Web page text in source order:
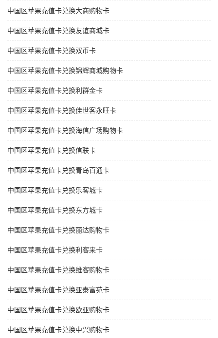
中国区苹果充值卡兑换大商购物卡
中国区苹果充值卡兑换友谊商城卡
中国区苹果充值卡兑换双币卡
中国区苹果充值卡兑换锦辉商城购物卡
中国区苹果充值卡兑换利群金卡
中国区苹果充值卡兑换佳世客永旺卡
中国区苹果充值卡兑换海信广场购物卡
中国区苹果充值卡兑换信联卡
中国区苹果充值卡兑换青岛百通卡
中国区苹果充值卡兑换乐客城卡
中国区苹果充值卡兑换东方城卡
中国区苹果充值卡兑换丽达购物卡
中国区苹果充值卡兑换利客来卡
中国区苹果充值卡兑换维客购物卡
中国区苹果充值卡兑换亚泰富苑卡
中国区苹果充值卡兑换欧亚购物卡
中国区苹果充值卡兑换中兴购物卡